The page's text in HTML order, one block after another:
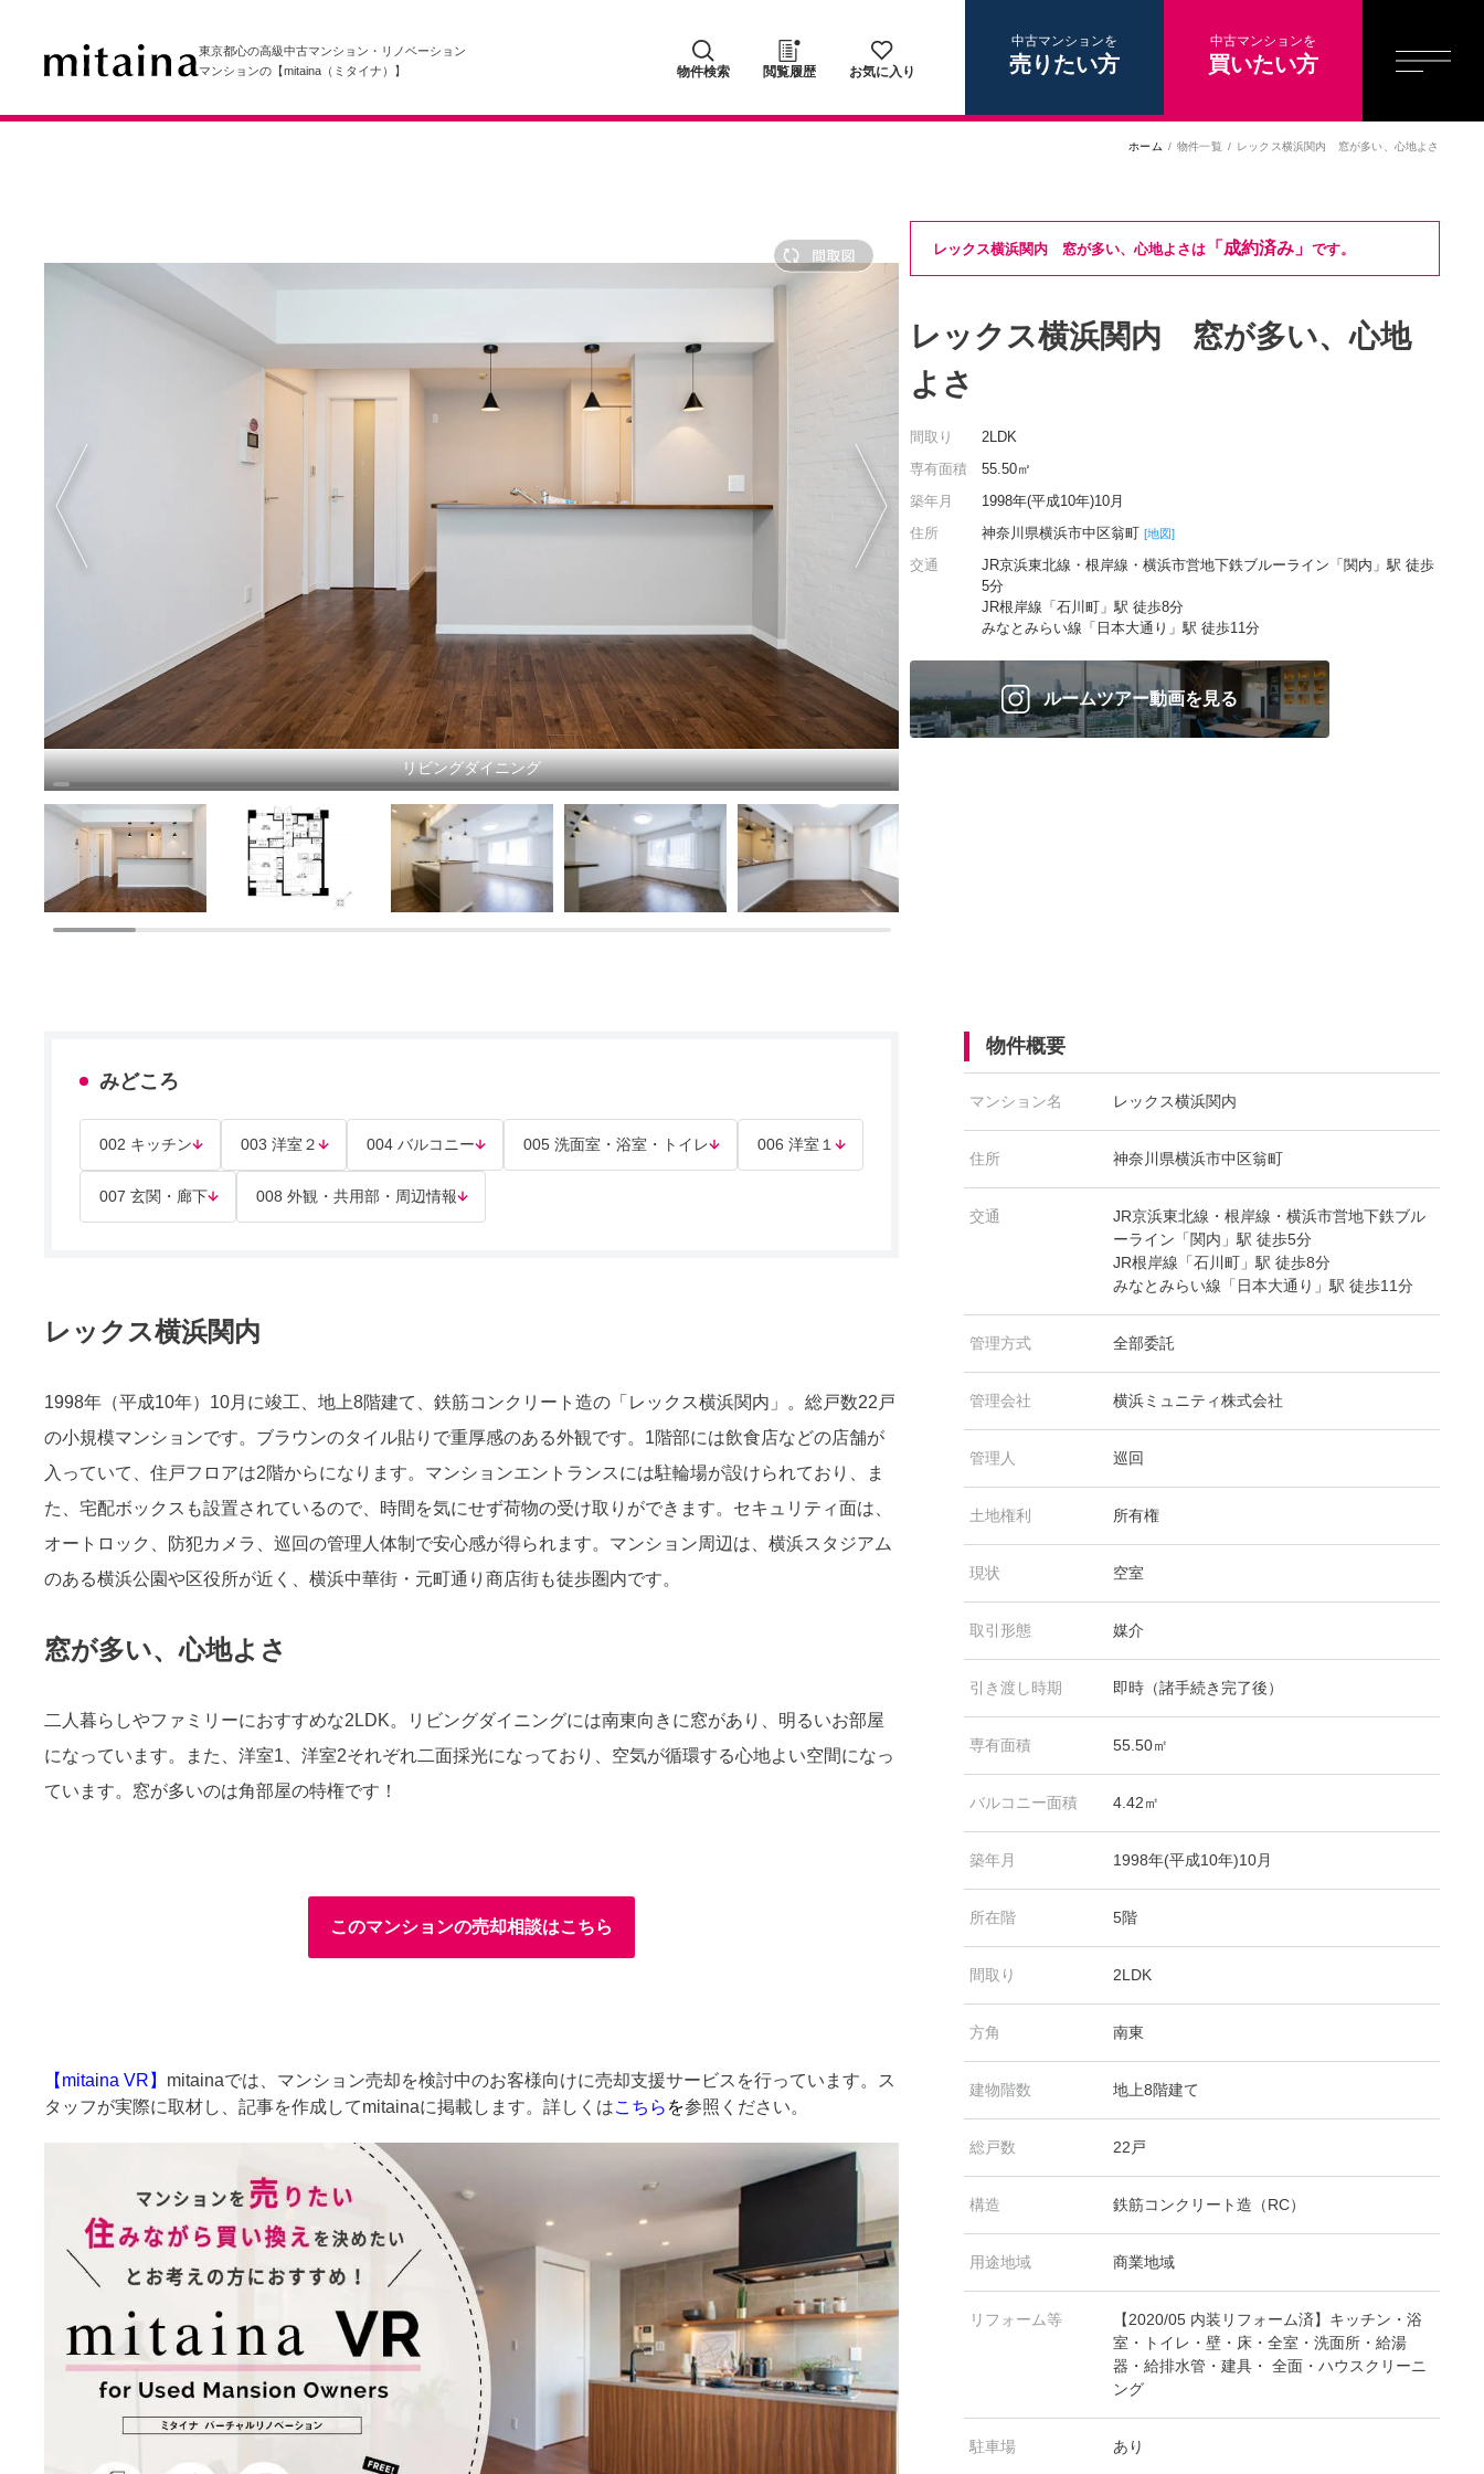
東京都心の高級中古マンション・リノベーション
マンションの【mitaina（ミタイナ）】
物件検索 閲覧履歴 お気に入り
中古マンションを
売りたい方
中古マンションを
買いたい方
ホーム 物件一覧 レックス横浜関内 窓が多い、心地よさ
リビングダイニング
レックス横浜関内 窓が多い、心地よさは「成約済み」 です。
レックス横浜関内 窓が多い、心地
よさ
間取り
2LDK
専有面積
55.50㎡
築年月
1998年(平成10年)10月
住所
神奈川県横浜市中区翁町 [地図]
交通
JR京浜東北線・根岸線・横浜市営地下鉄ブルーライン「関内」駅 徒歩
5分
JR根岸線「石川町」駅 徒歩8分
みなとみらい線「日本大通り」駅 徒歩11分
ルームツアー動画を見る
みどころ
002 キッチン 003 洋室２ 004 バルコニー 005 洗面室・浴室・トイレ 006 洋室１
007 玄関・廊下 008 外観・共用部・周辺情報
レックス横浜関内
1998年（平成10年）10月に竣工、地上8階建て、鉄筋コンクリート造の「レックス横浜関内」。総戸数22戸
の小規模マンションです。ブラウンのタイル貼りで重厚感のある外観です。1階部には飲食店などの店舗が
入っていて、住戸フロアは2階からになります。マンションエントランスには駐輪場が設けられており、ま
た、宅配ボックスも設置されているので、時間を気にせず荷物の受け取りができます。セキュリティ面は、
オートロック、防犯カメラ、巡回の管理人体制で安心感が得られます。マンション周辺は、横浜スタジアム
のある横浜公園や区役所が近く、横浜中華街・元町通り商店街も徒歩圏内です。
窓が多い、心地よさ
二人暮らしやファミリーにおすすめな2LDK。リビングダイニングには南東向きに窓があり、明るいお部屋
になっています。また、洋室1、洋室2それぞれ二面採光になっており、空気が循環する心地よい空間になっ
ています。窓が多いのは角部屋の特権です！
このマンションの売却相談はこちら
【mitaina VR】 mitainaでは、マンション売却を検討中のお客様向けに売却支援サービスを行っています。ス
タッフが実際に取材し、記事を作成してmitainaに掲載します。詳しくはこちら を参照ください。
物件概要
マンション名 レックス横浜関内
住所 神奈川県横浜市中区翁町
交通
JR京浜東北線・根岸線・横浜市営地下鉄ブル
ーライン「関内」駅 徒歩5分
JR根岸線「石川町」駅 徒歩8分
みなとみらい線「日本大通り」駅 徒歩11分
管理方式 全部委託
管理会社 横浜ミュニティ株式会社
管理人 巡回
土地権利 所有権
現状 空室
取引形態 媒介
引き渡し時期 即時（諸手続き完了後）
専有面積 55.50㎡
バルコニー面積 4.42㎡
築年月 1998年(平成10年)10月
所在階 5階
間取り 2LDK
方角 南東
建物階数 地上8階建て
総戸数 22戸
構造 鉄筋コンクリート造（RC）
用途地域 商業地域
リフォーム等
【2020/05 内装リフォーム済】キッチン・浴
室・トイレ・壁・床・全室・洗面所・給湯
器・給排水管・建具・ 全面・ハウスクリーニ
ング
駐車場 あり